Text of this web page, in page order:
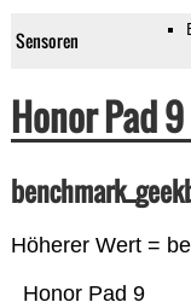
Sensoren
Honor Pad
Höherer Wert =
Honor Pad 9